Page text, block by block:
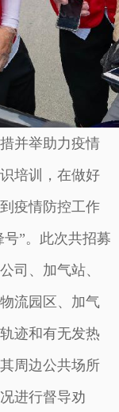
并举助力疫情
培训，在做好
疫情防控工作
”。此次共招募
司、加气站、
流园区、加气
迹和有无发热
周边公共场所
进行督导劝